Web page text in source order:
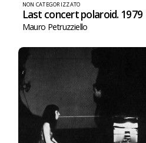
NON CATEGORIZZATO
Last concert polaroid. 1979
Mauro Petruzziello